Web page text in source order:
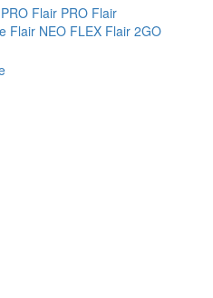
Flair PRO Flair
Flair NEO FLEX Flair 2GO